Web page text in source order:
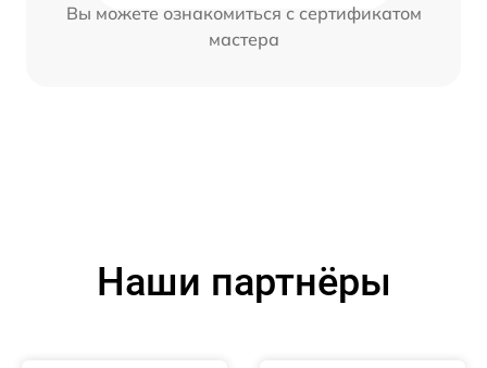
Вы можете ознакомиться с сертификатом
мастера
Наши партнёры